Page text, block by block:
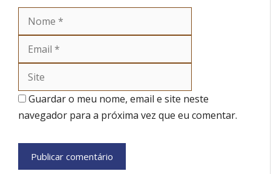
Nome
Guardar o meu nome, email e site neste
navegador para a próxima vez que eu comentar.